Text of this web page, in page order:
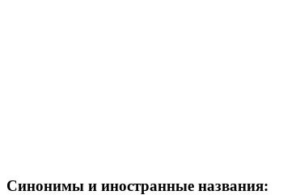
Синонимы и иностранные названия: